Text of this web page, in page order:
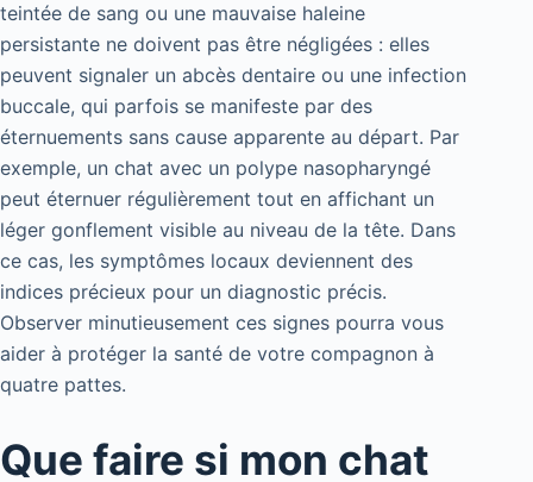
teintée de sang ou une mauvaise haleine
persistante ne doivent pas être négligées : elles
peuvent signaler un abcès dentaire ou une infection
buccale, qui parfois se manifeste par des
éternuements sans cause apparente au départ. Par
exemple, un chat avec un polype nasopharyngé
peut éternuer régulièrement tout en affichant un
léger gonflement visible au niveau de la tête. Dans
ce cas, les symptômes locaux deviennent des
indices précieux pour un diagnostic précis.
Observer minutieusement ces signes pourra vous
aider à protéger la santé de votre compagnon à
quatre pattes.
Que faire si mon chat